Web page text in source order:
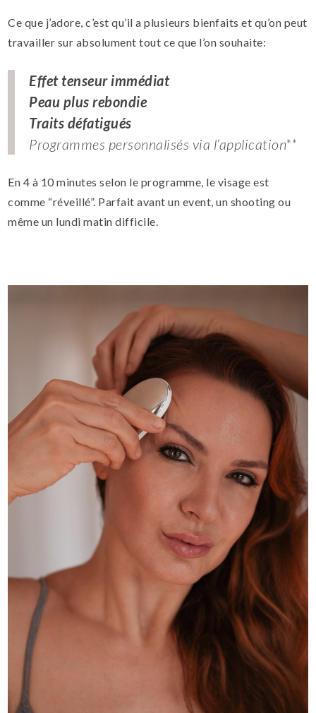
Ce que j’adore, c’est qu’il a plusieurs bienfaits et qu’on peut
travailler sur absolument tout ce que l’on souhaite:
Effet tenseur immédiat
Peau plus rebondie
Traits défatigués
Programmes personnalisés via l’application**
En 4 à 10 minutes selon le programme, le visage est
comme “réveillé”. Parfait avant un event, un shooting ou
même un lundi matin difficile.